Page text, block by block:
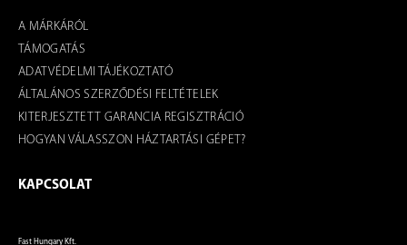
A MÁRKÁRÓL
TÁMOGATÁS
ADATVÉDELMI TÁJÉKOZTATÓ
ÁLTALÁNOS SZERZŐDÉSI FELTÉTELEK
KITERJESZTETT GARANCIA REGISZTRÁCIÓ
HOGYAN VÁLASSZON HÁZTARTÁSI GÉPET?
KAPCSOLAT
Fast Hungary Kft.